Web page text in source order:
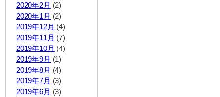
2020年2月 (2)
2020年1月 (2)
2019年12月 (4)
2019年11月 (7)
2019年10月 (4)
2019年9月 (1)
2019年8月 (4)
2019年7月 (3)
2019年6月 (3)